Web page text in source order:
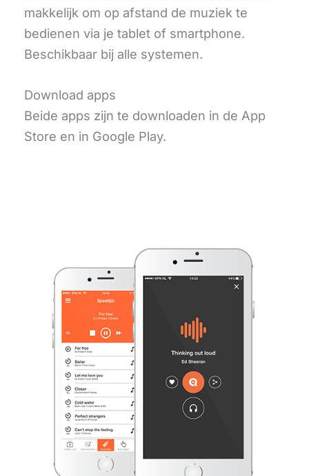
makkelijk om op afstand de muziek te
bedienen via je tablet of smartphone.
Beschikbaar bij alle systemen.
Download apps
Beide apps zijn te downloaden in de App
Store en in Google Play.